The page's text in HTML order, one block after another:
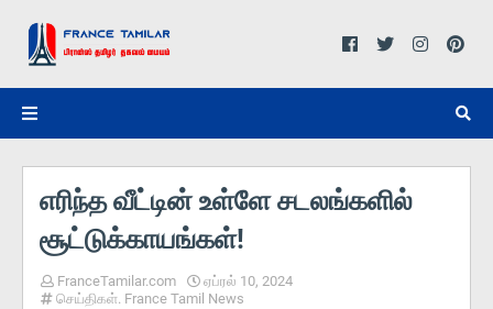
எரிந்த வீட்டின் உள்ளே சடலங்களில்
சூட்டுக்காயங்கள்!
FranceTamilar.com
ஏப்ரல் 10, 2024
செய்திகள். France Tamil News